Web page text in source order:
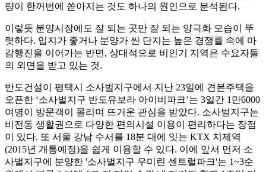
량이 한꺼번에 쏟아지는 것도 하나의 원인으로 분석된다.
이렇듯 분양시장에도 잘 되는 곳만 잘 되는 양극화 모습이 뚜
렷하다. 입지가 좋거나 분양가 싼 단지는 높은 경쟁률 속에 마
감행진을 이어가는 반면, 상대적으로 비인기 지역은 수요자들
의 외면을 받고 있는 것.
반도건설이 평택시 소사벌지구에서 지난 23일에 견본주택을
오픈한 ‘소사벌지구 반도유보라 아이비파크’는 3일간 1만6000
여명이 방문객이 몰리며 뜨거운 관심을 받았다. 소사벌지구는
비전동 생활권으로 다양한 편의시설 이용이 편리하다는 장점
이 있다. 또 서울 강남 수서를 18분 대에 잇는 KTX 지제역
(2015년 개통예정)을 쉽게 이용할 수 있다. 이에 앞서 먼저 소
사벌지구에 분양한 '소사벌지구 우미린 센트럴파크'는 1~3순